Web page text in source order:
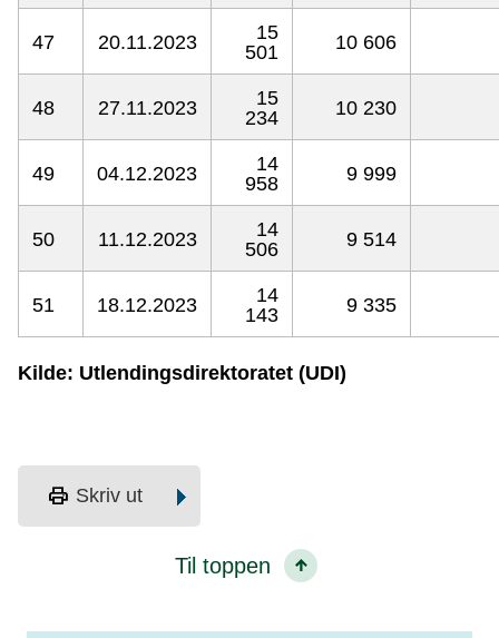
47 20.11.2023
15
501
10 606
48 27.11.2023
15
234
10 230
49 04.12.2023
14
958
9 999
50 11.12.2023
14
506
9 514
51 18.12.2023
14
143
9 335
Kilde: Utlendingsdirektoratet (UDI)
print Skriv ut
Til toppen